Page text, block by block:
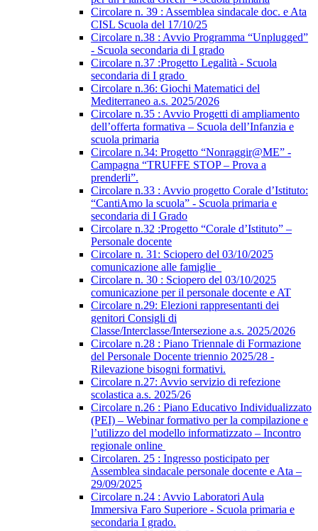
Circolare n. 39 : Assemblea sindacale doc. e Ata
CISL Scuola del 17/10/25
Circolare n.38 : Avvio Programma “Unplugged”
- Scuola secondaria di I grado
Circolare n.37 :Progetto Legalità - Scuola
secondaria di I grado
Circolare n.36: Giochi Matematici del
Mediterraneo a.s. 2025/2026
Circolare n.35 : Avvio Progetti di ampliamento
dell’offerta formativa – Scuola dell’Infanzia e
scuola primaria
Circolare n.34: Progetto “Nonraggir@ME” -
Campagna “TRUFFE STOP – Prova a
prenderli”.
Circolare n.33 : Avvio progetto Corale d’Istituto:
“CantiAmo la scuola” - Scuola primaria e
secondaria di I Grado
Circolare n.32 :Progetto “Corale d’Istituto” –
Personale docente
Circolare n. 31: Sciopero del 03/10/2025
comunicazione alle famiglie
Circolare n. 30 : Sciopero del 03/10/2025
comunicazione per il personale docente e AT
Circolare n.29: Elezioni rappresentanti dei
genitori Consigli di
Classe/Interclasse/Intersezione a.s. 2025/2026
Circolare n.28 : Piano Triennale di Formazione
del Personale Docente triennio 2025/28 -
Rilevazione bisogni formativi.
Circolare n.27: Avvio servizio di refezione
scolastica a.s. 2025/26
Circolare n.26 : Piano Educativo Individualizzato
(PEI) – Webinar formativo per la compilazione e
l’utilizzo del modello informatizzato – Incontro
regionale online
Circolaren. 25 : Ingresso posticipato per
Assemblea sindacale personale docente e Ata –
29/09/2025
Circolare n.24 : Avvio Laboratori Aula
Immersiva Faro Superiore - Scuola primaria e
secondaria I grado.